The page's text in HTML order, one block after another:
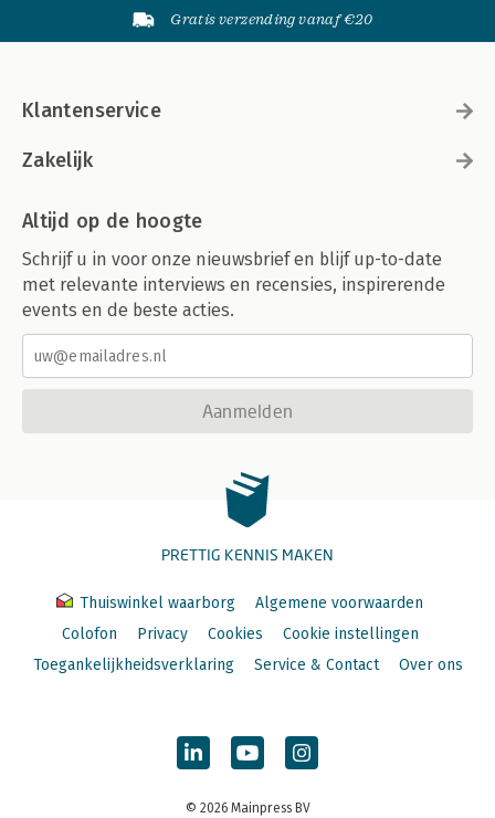
Gratis verzending vanaf €20
Klantenservice
Zakelijk
Altijd op de hoogte
Schrijf u in voor onze nieuwsbrief en blijf up-to-date
met relevante interviews en recensies, inspirerende
events en de beste acties.
Aanmelden
PRETTIG KENNIS MAKEN
Thuiswinkel waarborg
Algemene voorwaarden
Colofon
Privacy Cookies
Cookie instellingen
Toegankelijkheidsverklaring
Service & Contact Over ons
© 2026 Mainpress BV